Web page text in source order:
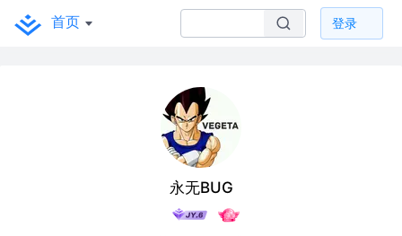
首页 登录
永无BUG